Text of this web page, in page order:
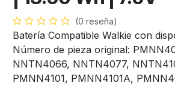
(0 reseña)
Batería Compatible Walkie con
Número de pieza original:
NNTN4066, NNTN4077,
PMNN4101, PMNN4101A,